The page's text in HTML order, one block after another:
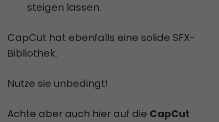
steigen lassen.
CapCut hat ebenfalls eine solide SFX-
Bibliothek.
Nutze sie unbedingt!
Achte aber auch hier auf die CapCut